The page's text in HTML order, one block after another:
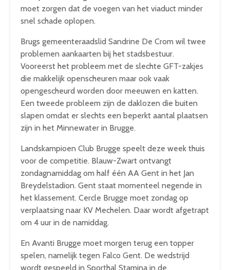
moet zorgen dat de voegen van het viaduct minder
snel schade oplopen.
Brugs gemeenteraadslid Sandrine De Crom wil twee
problemen aankaarten bij het stadsbestuur.
Vooreerst het probleem met de slechte GFT-zakjes
die makkelijk openscheuren maar ook vaak
opengescheurd worden door meeuwen en katten.
Een tweede probleem zijn de daklozen die buiten
slapen omdat er slechts een beperkt aantal plaatsen
zijn in het Minnewater in Brugge.
Landskampioen Club Brugge speelt deze week thuis
voor de competitie. Blauw-Zwart ontvangt
zondagnamiddag om half één AA Gent in het Jan
Breydelstadion. Gent staat momenteel negende in
het klassement. Cercle Brugge moet zondag op
verplaatsing naar KV Mechelen. Daar wordt afgetrapt
om 4 uur in de namiddag.
En Avanti Brugge moet morgen terug een topper
spelen, namelijk tegen Falco Gent. De wedstrijd
wordt gespeeld in Sporthal Stamina in de